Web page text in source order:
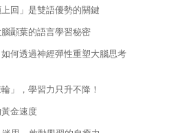
回」是雙語優勢的關鍵
顳葉的語言學習秘密
何透過神經彈性重塑大腦思考
」，學習力只升不降！
金速度